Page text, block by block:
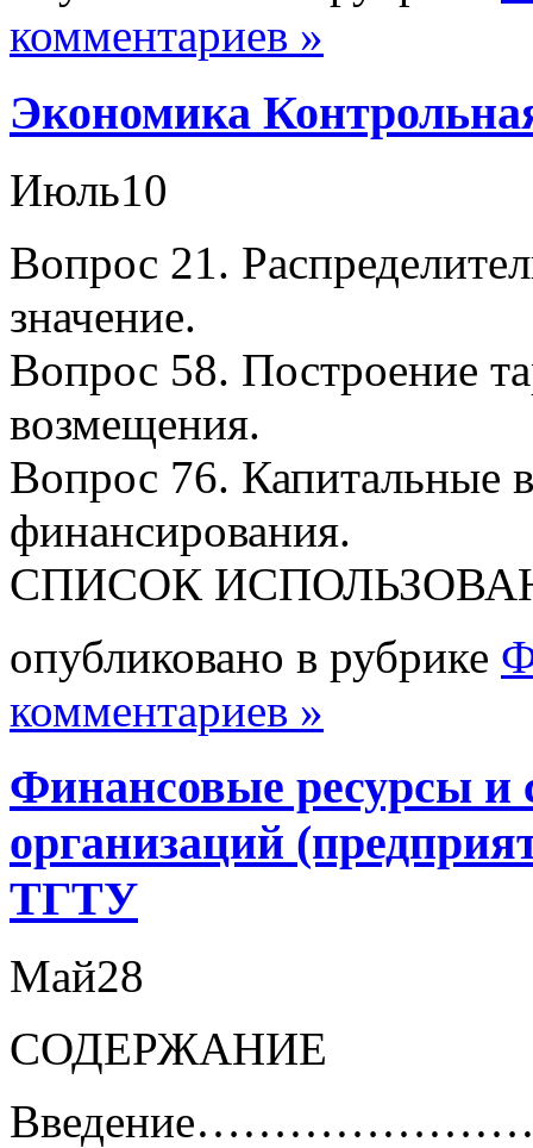
комментариев »
Экономика
Июль10
Вопрос 21.
значение.
Вопрос 58. Построение
возмещения.
Вопрос 76. Капитальные
финансирования.
СПИСОК
опубликовано в рубрике
комментариев »
Финансовые ресурсы и
организаций
ТГТУ
Май28
СОДЕРЖАНИЕ